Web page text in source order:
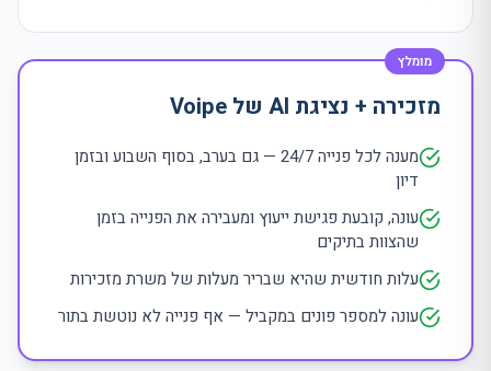
מומלץ
מזכירה + נציגת AI של Voipe
מענה לכל פנייה 24/7 — גם בערב, בסוף השבוע ובזמן
דיון
עונה, קובעת פגישת ייעוץ ומעבירה את הפנייה בזמן
שהצוות בתיקים
עלות חודשית שהיא שבריר מעלות של משרת מזכירות
עונה למספר פונים במקביל — אף פנייה לא נוטשת בתור